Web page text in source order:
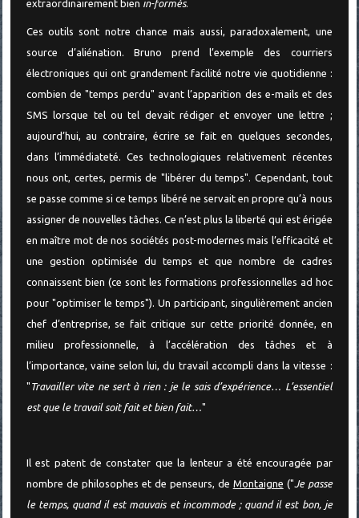
extraordinairement bien in-formés.
Ces outils sont notre chance mais aussi, paradoxalement, une
source d’aliénation. Bruno prend l’exemple des courriers
électroniques qui ont grandement facilité notre vie quotidienne :
combien de "temps perdu" avant l’apparition des e-mails et des
SMS lorsque tel ou tel devait rédiger et envoyer une lettre ;
aujourd’hui, au contraire, écrire se fait en quelques secondes,
dans l’immédiateté. Ces technologiques relativement récentes
nous ont, certes, permis de "libérer du temps". Cependant, tout
se passe comme si ce temps libéré ne servait en propre qu’à nous
assigner de nouvelles tâches. Ce n’est plus la liberté qui est érigée
en maître mot de nos sociétés post-modernes mais l’efficacité et
une gestion optimisée du temps et que nombre de cadres
connaissent bien (ce sont les formations professionnelles ad hoc
pour "optimiser le temps"). Un participant, singulièrement ancien
chef d’entreprise, se fait critique sur cette priorité donnée, en
milieu professionnelle, à l’accélération des tâches et à
l’importance, vaine selon lui, du travail accompli dans la vitesse :
" Travailler vite ne sert à rien : je le sais d’expérience… L’essentiel
est que le travail soit fait et bien fait…"
Il est patent de constater que la lenteur a été encouragée par
nombre de philosophes et de penseurs, de Montaigne (" Je passe
le temps, quand il est mauvais et incommode ; quand il est bon, je